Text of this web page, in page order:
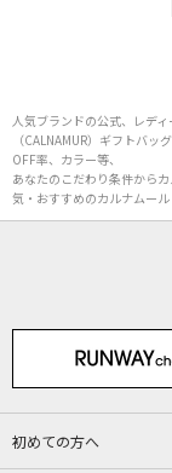
人気ブランドの公式、レデ
（CALNAMUR）ギフトバ
OFF率、カラー等、
あなたのこだわり条件から
気・おすすめのカルナムール
初めての方へ